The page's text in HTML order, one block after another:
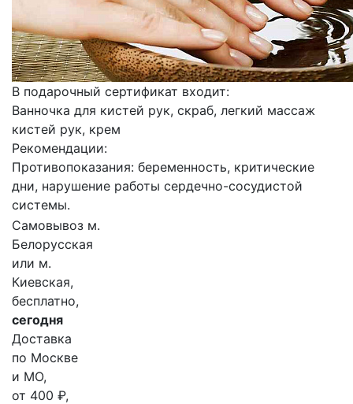
В подарочный сертификат входит:
Ванночка для кистей рук, скраб, легкий массаж
кистей рук, крем
Рекомендации:
Противопоказания: беременность, критические
дни, нарушение работы сердечно-сосудистой
системы.
Самовывоз м.
Белорусская
или м.
Киевская,
бесплатно,
сегодня
Доставка
по Москве
и МО,
от 400 ₽,